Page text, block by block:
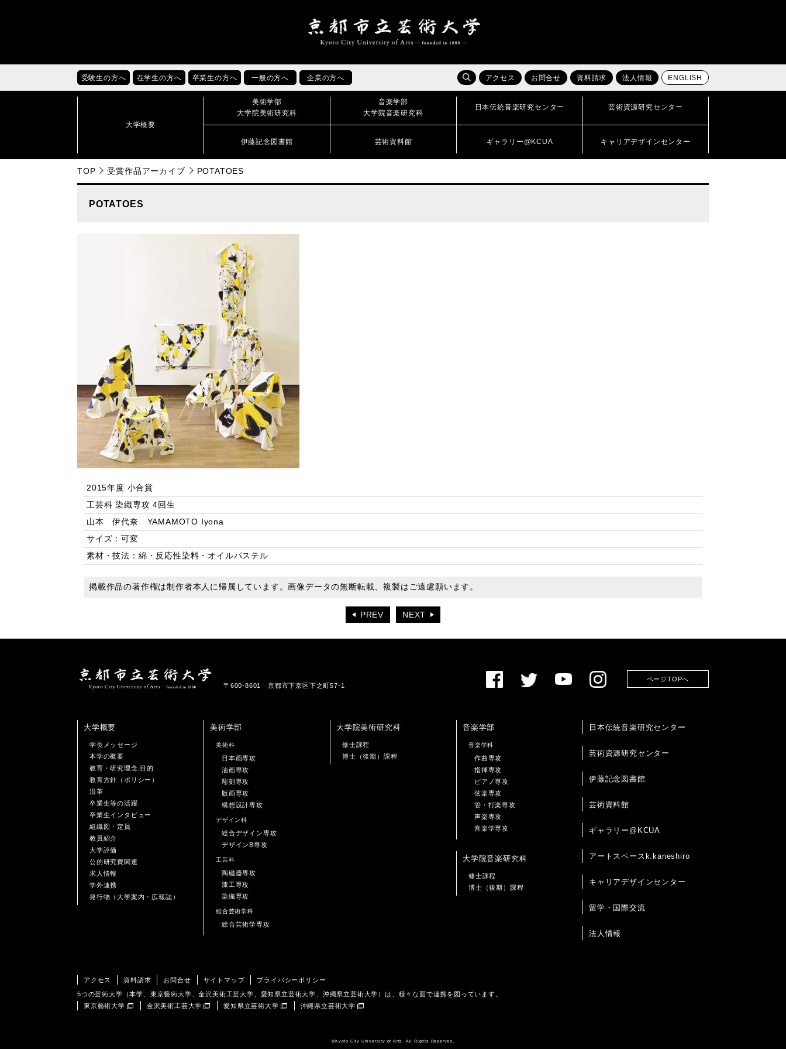
受験生の方へ 在学生の方へ 卒業生の方へ 一般の方へ 企業の方へ アクセス お問合せ 資料請求 法人情報 ENGLISH
大学概要
美術学部
大学院美術研究科
音楽学部
大学院音楽研究科
日本伝統音楽研究センター 芸術資源研究センター
伊藤記念図書館 芸術資料館 ギャラリー@KCUA キャリアデザインセンター
TOP 受賞作品アーカイブ POTATOES
POTATOES
2015年度 小合賞
工芸科 染織専攻 4回生
山本 伊代奈 YAMAMOTO Iyona
サイズ：可変
素材・技法：綿・反応性染料・オイルパステル
掲載作品の著作権は制作者本人に帰属しています。画像データの無断転載、複製はご遠慮願います。
PREV NEXT
〒600-8601 京都市下京区下之町57-1
ページTOPへ
大学概要
学長メッセージ
本学の概要
教育・研究理念,目的
教育方針（ポリシー）
沿革
卒業生等の活躍
卒業生インタビュー
組織図・定員
教員紹介
大学評価
公的研究費関連
求人情報
学外連携
発行物（大学案内・広報誌）
美術学部
美術科
日本画専攻
油画専攻
彫刻専攻
版画専攻
構想設計専攻
デザイン科
総合デザイン専攻
デザインB専攻
工芸科
陶磁器専攻
漆工専攻
染織専攻
総合芸術学科
総合芸術学専攻
大学院美術研究科
修士課程
博士（後期）課程
音楽学部
音楽学科
作曲専攻
指揮専攻
ピアノ専攻
弦楽専攻
管・打楽専攻
声楽専攻
音楽学専攻
大学院音楽研究科
修士課程
博士（後期）課程
日本伝統音楽研究センター
芸術資源研究センター
伊藤記念図書館
芸術資料館
ギャラリー@KCUA
アートスペースk.kaneshiro
キャリアデザインセンター
留学・国際交流
法人情報
アクセス 資料請求 お問合せ サイトマップ
プライバシーポリシー
5つの芸術大学（本学、東京藝術大学、金沢美術工芸大学、愛知県立芸術大学、沖縄県立芸術大学）は、様々な面で連携を図っています。
東京藝術大学
金沢美術工芸大学 愛知県立芸術大学 沖縄県立芸術大学
©️Kyoto City University of Arts. All Rights Reserved.